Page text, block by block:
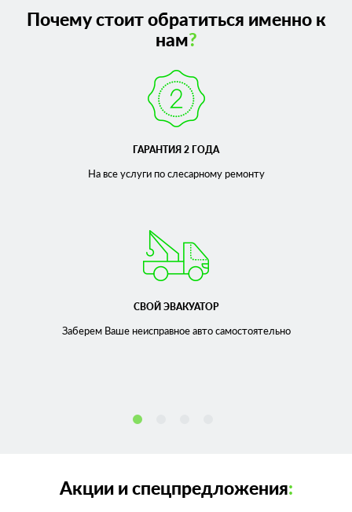
Почему стоит обратиться именно к
нам?
ГАРАНТИЯ 2 ГОДА
На все услуги по слесарномуремонту
СВОЙ ЭВАКУАТОР
Заберем Ваше неисправноеавто самостоятельно
Акции и спецпредложения: